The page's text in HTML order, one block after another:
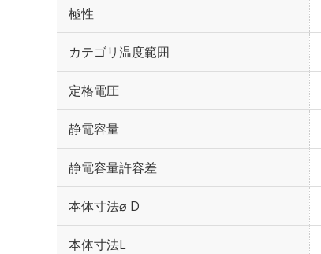
極性
カテゴリ温度範囲
定格電圧
静電容量
静電容量許容差
本体寸法⌀ D
本体寸法L